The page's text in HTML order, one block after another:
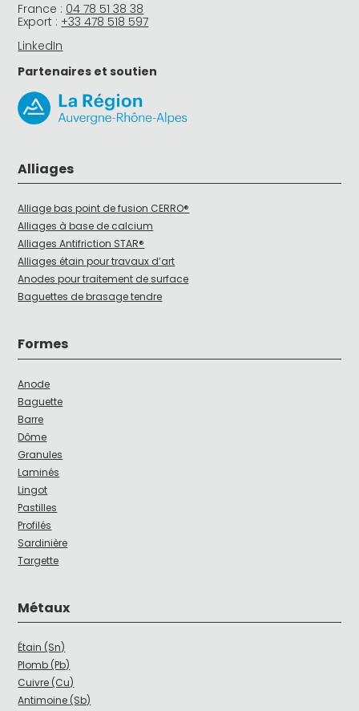
France : 04 78 51 38 38
Export : +33 478 518 597
LinkedIn
Partenaires et soutien
Alliages
Alliage bas point de fusion CERRO®
Alliages à base de calcium
Alliages Antifriction STAR®
Alliages étain pour travaux d’art
Anodes pour traitement de surface
Baguettes de brasage tendre
Formes
Anode
Baguette
Barre
Dôme
Granules
Laminés
Lingot
Pastilles
Profilés
Sardinière
Targette
Métaux
Étain (Sn)
Plomb (Pb)
Cuivre (Cu)
Antimoine (Sb)